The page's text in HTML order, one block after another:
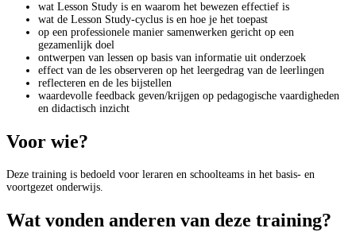
wat Lesson Study is en waarom het bewezen effectief is
wat de Lesson Study-cyclus is en hoe je het toepast
op een professionele manier samenwerken gericht op een
gezamenlijk doel
ontwerpen van lessen op basis van informatie uit onderzoek
effect van de les observeren op het leergedrag van de leerlingen
reflecteren en de les bijstellen
waardevolle feedback geven/krijgen op pedagogische vaardigheden
en didactisch inzicht
Voor wie?
Deze training is bedoeld voor leraren en schoolteams in het basis- en
voortgezet onderwijs.
Wat vonden anderen van deze training?